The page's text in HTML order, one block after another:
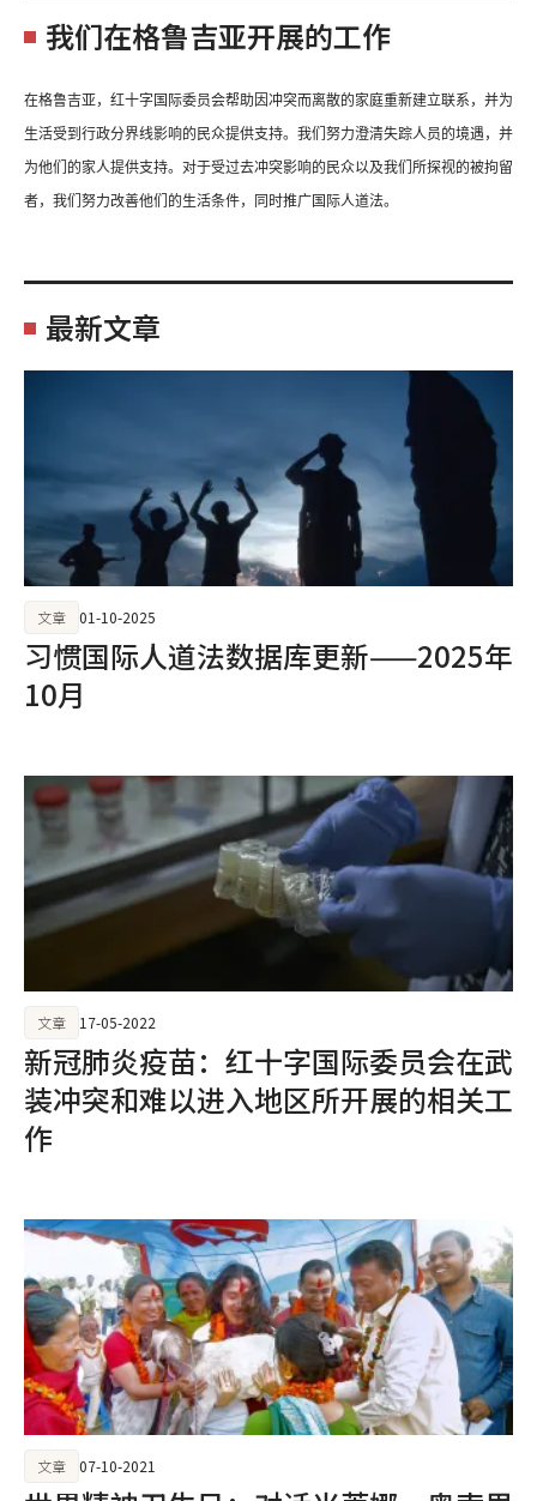
我们在格鲁吉亚开展的工作
在格鲁吉亚，红十字国际委员会帮助因冲突而离散的家庭重新建立联系，并为
生活受到行政分界线影响的民众提供支持。我们努力澄清失踪人员的境遇，并
为他们的家人提供支持。对于受过去冲突影响的民众以及我们所探视的被拘留
者，我们努力改善他们的生活条件，同时推广国际人道法。
最新文章
习惯国际人道法数据库更新——2025年
10月
文章 01-10-2025
新冠肺炎疫苗：红十字国际委员会在武
装冲突和难以进入地区所开展的相关工
作
文章 17-05-2022
文章 07-10-2021